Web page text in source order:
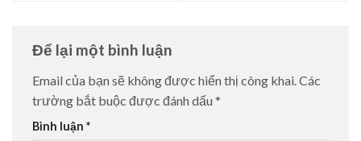
Để lại một bình luận
Email của bạn sẽ không được hiển thị công khai. Các
trường bắt buộc được đánh dấu *
Bình luận *